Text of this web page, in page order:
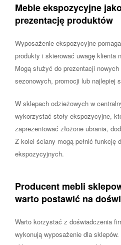
Meble ekspozycyjne
prezentację produktów
Wyposażenie ekspozycyjne
produkty i skierować uwagę klienta
Mogą służyć do prezentacji
sezonowych, promocji lub najlepiej
W sklepach odzieżowych w
wykorzystać stoły ekspozycyjne,
zaprezentować złożone ubrania,
Z kolei ściany mogą pełnić funkcję
ekspozycyjnych.
Producent mebli
warto postawić na
Warto korzystać z doświadczenia
wykonują wyposażenie dla